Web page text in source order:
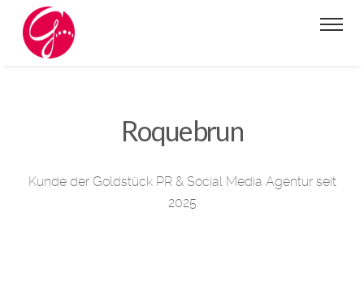
Roquebrun
Kunde der Goldstück PR & Social Media Agentur seit
2025